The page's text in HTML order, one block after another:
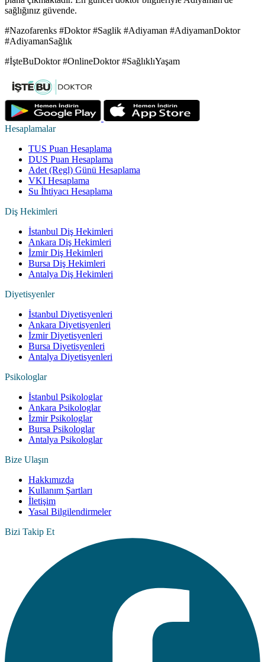
sağlığınız güvende.
#Nazofarenks #Doktor #Saglik #Adiyaman #AdiyamanDoktor
#AdiyamanSağlık
#İşteBuDoktor #OnlineDoktor #SağlıklıYaşam
Hesaplamalar
TUS Puan Hesaplama
DUS Puan Hesaplama
Adet (Regl) Günü Hesaplama
VKI Hesaplama
Su İhtiyacı Hesaplama
Diş Hekimleri
İstanbul Diş Hekimleri
Ankara Diş Hekimleri
İzmir Diş Hekimleri
Bursa Diş Hekimleri
Antalya Diş Hekimleri
Diyetisyenler
İstanbul Diyetisyenleri
Ankara Diyetisyenleri
İzmir Diyetisyenleri
Bursa Diyetisyenleri
Antalya Diyetisyenleri
Psikologlar
İstanbul Psikologlar
Ankara Psikologlar
İzmir Psikologlar
Bursa Psikologlar
Antalya Psikologlar
Bize Ulaşın
Hakkımızda
Kullanım Şartları
İletişim
Yasal Bilgilendirmeler
Bizi Takip Et